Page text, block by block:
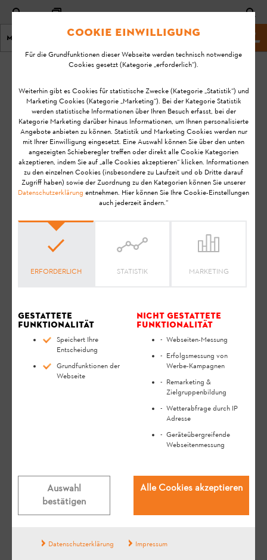
Menu Shop
E-Mail & Kontaktformular
Ihre E-Mail an den
STIHL
Kundenservice
Sie haben Fragen zu Ihrer Bestellung, unserem
Online-Shop oder unserem Produktsortiment?
Kundenservice ganz einfach über das
untenstehende Kontaktformular. Bei
Bewerbungsformular
. Handelt es sich um eine
schnellstmöglich und melden uns bei Ihnen
zurück.
vorname
E-Mail
Cookie Einwilligung
Für die Grundfunktionen dieser Webseite werden technisch notwendige
Cookies gesetzt (Kategorie „erforderlich“).
Weiterhin gibt es Cookies für statistische Zwecke (Kategorie „Statistik“) und
Marketing Cookies (Kategorie „Marketing“). Bei der Kategorie Statistik
werden statistische Informationen über Ihren Besuch erfasst, bei der
Kategorie Marketing darüber hinaus Informationen, um Ihnen personalisierte
Angebote anbieten zu können. Statistik und Marketing Cookies werden nur
mit Ihrer Einwilligung eingesetzt. Eine Auswahl können Sie über den unten
angezeigten Schieberegler treffen oder direkt alle Cookie Kategorien
akzeptieren, indem Sie auf „alle Cookies akzeptieren“ klicken. Informationen
zu den einzelnen Cookies (insbesondere zu Laufzeit und ob Dritte darauf
Zugriff haben) sowie der Zuordnung zu den Kategorien können Sie unserer
Datenschutzerklärung entnehmen. Hier können Sie Ihre Cookie-Einstellungen
auch jederzeit ändern.“
ERFORDERLICH STATISTIK MARKETING
Gestattete
Funktionalität
Speichert Ihre
Entscheidung
Grundfunktionen der
Webseite
Nicht gestattete
Funktionalität
Webseiten-Messung
Erfolgsmessung von
Werbe-Kampagnen
Remarketing &
Zielgruppenbildung
Wetterabfrage durch IP
Adresse
Geräteübergreifende
Webseitenmessung
Auswahl
bestätigen
Alle Cookies akzeptieren
Datenschutzerklärung Impressum